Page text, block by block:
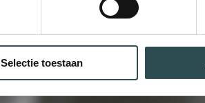
Selectie toestaan